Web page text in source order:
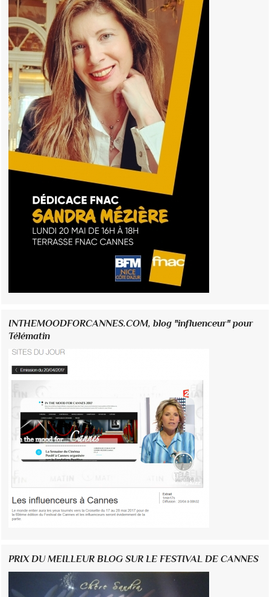
INTHEMOODFORCANNES.COM, blog "influenceur" pour
Télématin
PRIX DU MEILLEUR BLOG SUR LE FESTIVAL DE CANNES